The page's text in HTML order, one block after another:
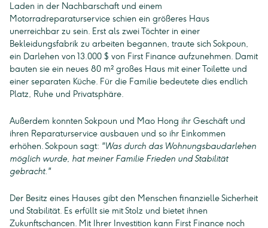
Laden in der Nachbarschaft und einem
Motorradreparaturservice schien ein größeres Haus
unerreichbar zu sein. Erst als zwei Töchter in einer
Bekleidungsfabrik zu arbeiten begannen, traute sich Sokpoun,
ein Darlehen von 13.000 $ von First Finance aufzunehmen. Damit
bauten sie ein neues 80 m² großes Haus mit einer Toilette und
einer separaten Küche. Für die Familie bedeutete dies endlich
Platz, Ruhe und Privatsphäre.
Außerdem konnten Sokpoun und Mao Hong ihr Geschäft und
ihren Reparaturservice ausbauen und so ihr Einkommen
erhöhen. Sokpoun sagt: "Was durch das Wohnungsbaudarlehen
möglich wurde, hat meiner Familie Frieden und Stabilität
gebracht."
Der Besitz eines Hauses gibt den Menschen finanzielle Sicherheit
und Stabilität. Es erfüllt sie mit Stolz und bietet ihnen
Zukunftschancen. Mit Ihrer Investition kann First Finance noch